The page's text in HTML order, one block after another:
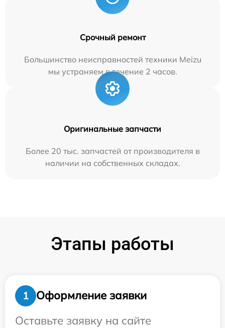
Срочный ремонт
Большинство неисправностей техники Meizu
мы устраняем в течение 2 часов.
Оригинальные запчасти
Более 20 тыс. запчастей от производителя в
наличии на собственных складах.
Этапы работы
1
Оформление заявки
Оставьте заявку на сайте